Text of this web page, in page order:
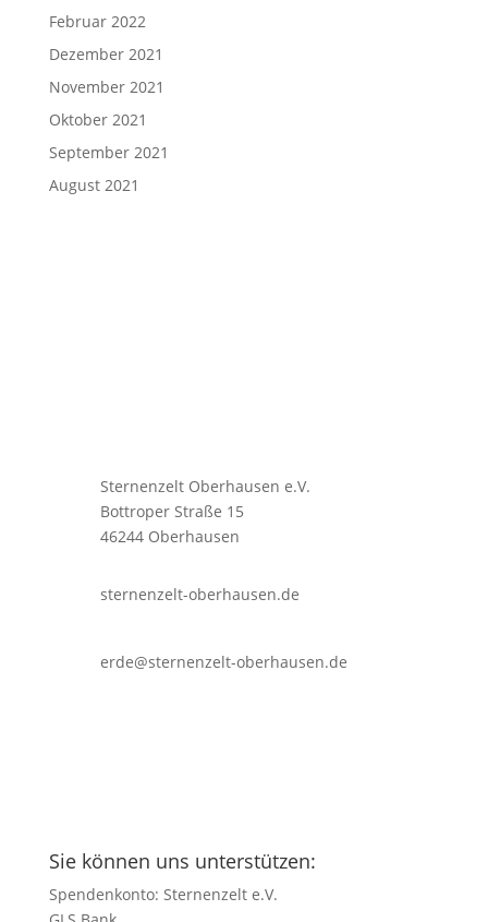
Februar 2022
Dezember 2021
November 2021
Oktober 2021
September 2021
August 2021
Sternenzelt Oberhausen e.V.
Bottroper Straße 15
46244 Oberhausen
sternenzelt-oberhausen.de
erde@sternenzelt-oberhausen.de
Sie können uns unterstützen:
Spendenkonto: Sternenzelt e.V.